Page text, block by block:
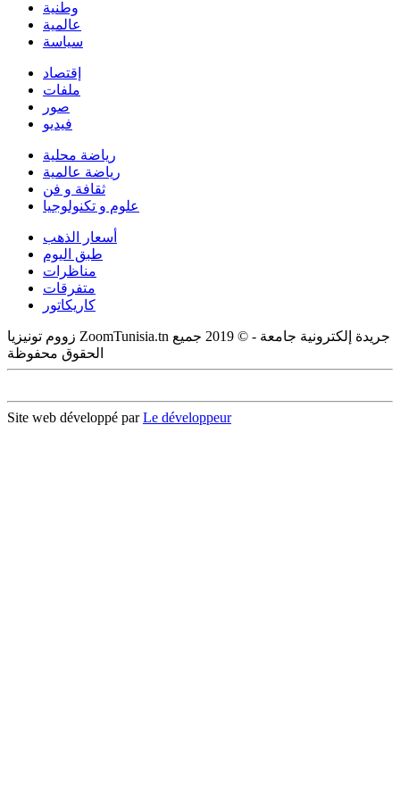
وطنية
عالمية
سياسة
إقتصاد
ملفات
صور
فيديو
رياضة محلية
رياضة عالمية
ثقافة و فن
علوم و تكنولوجيا
أسعار الذهب
طبق اليوم
مناظرات
متفرقات
كاريكاتور
زووم تونيزيا ZoomTunisia.tn جريدة إلكترونية جامعة - © 2019 جميع
الحقوق محفوظة
Site web développé parLe développeur